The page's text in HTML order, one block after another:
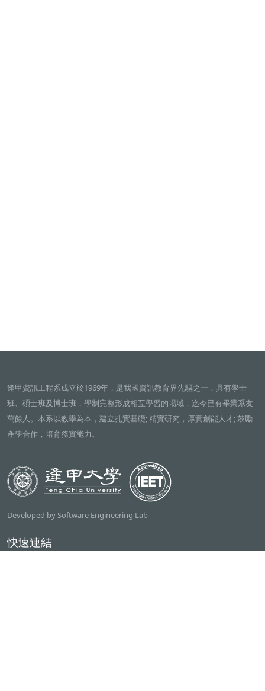
逢甲資訊工程系成立於1969年，是我國資訊教育界先驅之一，具有學士
班、碩士班及博士班，學制完整形成相互學習的場域，迄今已有畢業系友
萬餘人。本系以教學為本，建立扎實基礎; 精實研究，厚實創能人才; 鼓勵
產學合作，培育務實能力。
Developed by Software Engineering Lab
快速連結